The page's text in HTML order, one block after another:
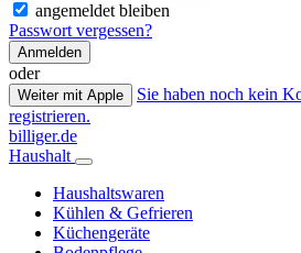
angemeldet bleiben
Passwort vergessen?
Anmelden
oder
Weiter mit Apple
Sie haben noch kein
registrieren.
billiger.de
Haushalt
Haushaltswaren
Kühlen & Gefrieren
Küchengeräte